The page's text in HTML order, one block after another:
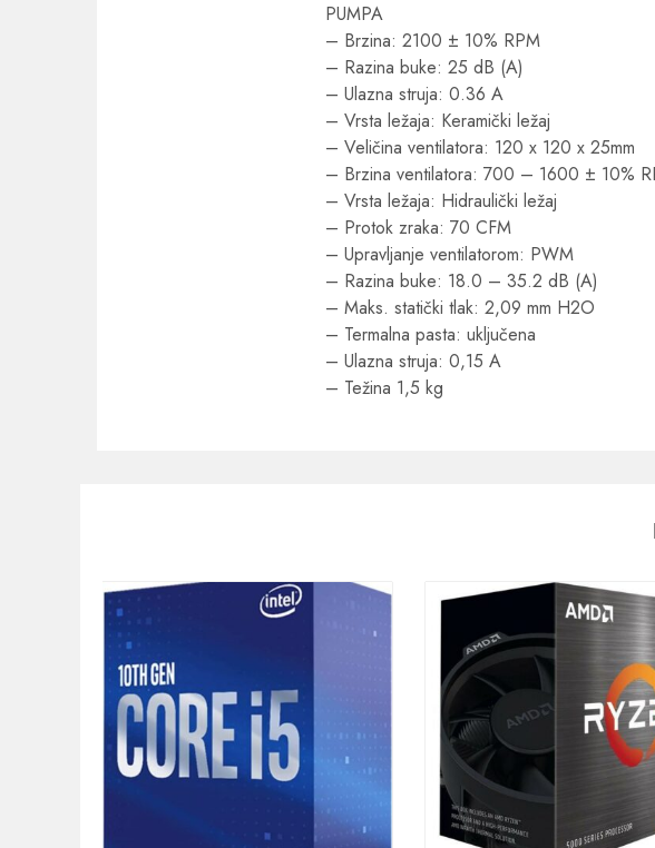
PUMPA
– Brzina: 2100 ± 10% RPM
– Razina buke: 25 dB (A)
– Ulazna struja: 0.36 A
– Vrsta ležaja: Keramički ležaj
– Veličina ventilatora: 120 x 120 x 25mm
– Brzina ventilatora: 700 – 1600 ± 10%
– Vrsta ležaja: Hidraulički ležaj
– Protok zraka: 70 CFM
– Upravljanje ventilatorom: PWM
– Razina buke: 18.0 – 35.2 dB (A)
– Maks. statički tlak: 2,09 mm H2O
– Termalna pasta: uključena
– Ulazna struja: 0,15 A
– Težina 1,5 kg